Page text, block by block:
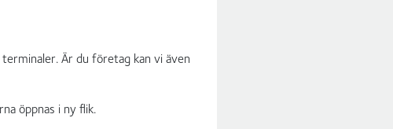
Är du företag kan vi även
öppnas i ny flik.